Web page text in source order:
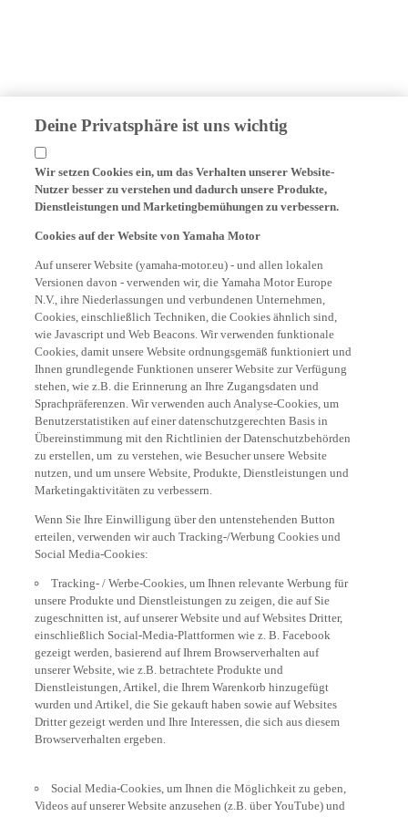
Deine Privatsphäre ist uns wichtig
Wir setzen Cookies ein, um das Verhalten unserer Website-
Nutzer besser zu verstehen und dadurch unsere Produkte,
Dienstleistungen und Marketingbemühungen zu verbessern.
Cookies auf der Website von Yamaha Motor
Auf unserer Website (yamaha-motor.eu) - und allen lokalen
Versionen davon - verwenden wir, die Yamaha Motor Europe
N.V., ihre Niederlassungen und verbundenen Unternehmen,
Cookies, einschließlich Techniken, die Cookies ähnlich sind,
wie Javascript und Web Beacons. Wir verwenden funktionale
Cookies, damit unsere Website ordnungsgemäß funktioniert und
Ihnen grundlegende Funktionen unserer Website zur Verfügung
stehen, wie z.B. die Erinnerung an Ihre Zugangsdaten und
Sprachpräferenzen. Wir verwenden auch Analyse-Cookies, um
Benutzerstatistiken auf einer datenschutzgerechten Basis in
Übereinstimmung mit den Richtlinien der Datenschutzbehörden
zu erstellen, um zu verstehen, wie Besucher unsere Website
nutzen, und um unsere Website, Produkte, Dienstleistungen und
Marketingaktivitäten zu verbessern.
Wenn Sie Ihre Einwilligung über den untenstehenden Button
erteilen, verwenden wir auch Tracking-/Werbung Cookies und
Social Media-Cookies:
Tracking- / Werbe-Cookies, um Ihnen relevante Werbung für
unsere Produkte und Dienstleistungen zu zeigen, die auf Sie
zugeschnitten ist, auf unserer Website und auf Websites Dritter,
einschließlich Social-Media-Plattformen wie z. B. Facebook
gezeigt werden, basierend auf Ihrem Browserverhalten auf
unserer Website, wie z.B. betrachtete Produkte und
Dienstleistungen, Artikel, die Ihrem Warenkorb hinzugefügt
wurden und Artikel, die Sie gekauft haben sowie auf Websites
Dritter gezeigt werden und Ihre Interessen, die sich aus diesem
Browserverhalten ergeben.
Social Media-Cookies, um Ihnen die Möglichkeit zu geben,
Videos auf unserer Website anzusehen (z.B. über YouTube) und